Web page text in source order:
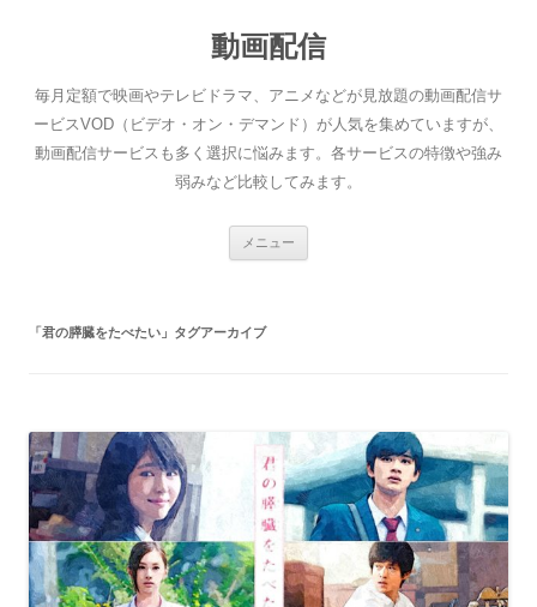
動画配信
毎月定額で映画やテレビドラマ、アニメなどが見放題の動画配信サ
ービスVOD（ビデオ・オン・デマンド）が人気を集めていますが、
動画配信サービスも多く選択に悩みます。各サービスの特徴や強み
弱みなど比較してみます。
メニュー
「君の膵臓をたべたい 」タグアーカイブ